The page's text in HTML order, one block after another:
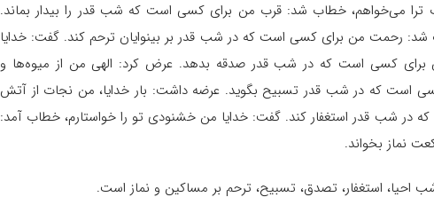
ترا می‌خواهم، خطاب شد: قرب من برای کسی است که شب قدر را بیدار بماند.
رحمت من برای کسی است که در شب قدر بر بینوایان ترحم کند. گفت: خدایا
کسی است که در شب قدر صدقه بدهد. عرض کرد: الهی من از میوه‌ها و
است که در شب قدر تسبیح بگوید. عرضه داشت: بار خدایا، من نجات از آتش
شب قدر استغفار کند. گفت: خدایا من خشنودی تو را خواستارم، خطاب آمد:
نماز بخواند.
استغفار، تصدق، تسبیح، ترحم بر مساکین و نماز است.